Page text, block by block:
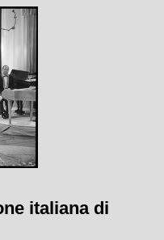
italiana di